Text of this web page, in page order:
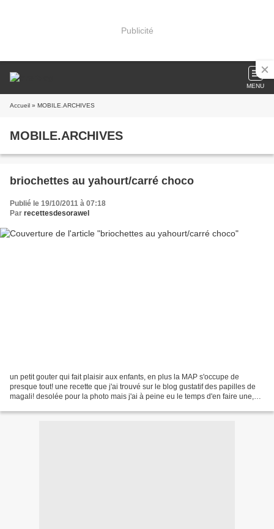
Publicité
MENU
Accueil » MOBILE.ARCHIVES
MOBILE.ARCHIVES
briochettes au yahourt/carré choco
Publié le 19/10/2011 à 07:18
Par recettesdesorawel
un petit gouter qui fait plaisir aux enfants, en plus la MAP s'occupe de
presque tout! une recette que j'ai trouvé sur le blog gustatif des papilles de
magali! desolée pour la photo mais j'ai à peine eu le temps d'en faire une,